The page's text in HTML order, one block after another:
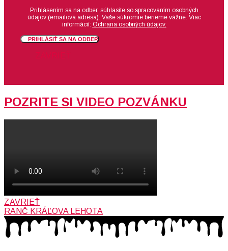
Prihlásením sa na odber, súhlasíte so spracovaním osobných
údajov (emailová adresa). Vaše súkromie berieme vážne. Viac
informácií: Ochrana osobných údajov.
PRIHLÁSIŤ SA NA ODBER
POZRITE SI VIDEO POZVÁNKU
ZAVRIEŤ
RANČ KRÁĽOVA LEHOTA